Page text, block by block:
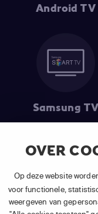
OVER
Op deze website
voor functionele,
weergeven van
Android TV
Samsung TV
(1) De eerste 30
van
(2)
(3) Restart & Replayis